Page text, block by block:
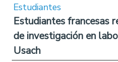
Estudiantes
Estudiantes francesas
de investigación en
Usach